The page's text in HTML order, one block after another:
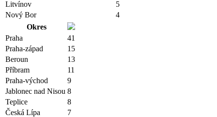
Litvínov
5
Nový Bor
4
Okres
Praha
41
Praha-západ
15
Beroun
13
Příbram
11
Praha-východ
9
Jablonec nad Nisou 8
Teplice
8
Česká Lípa
7